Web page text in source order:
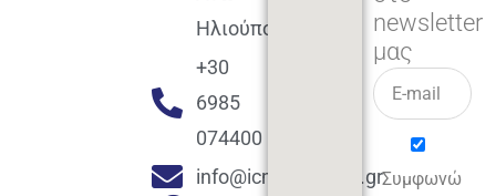
Ηλιούπολη
+30
6985
074400
info@icmacademy.gr
newsletter
μας
Συμφωνώ